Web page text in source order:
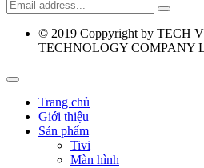
© 2019 Coppyright by TECH
TECHNOLOGY COMPANY
Trang chủ
Giới thiệu
Sản phẩm
Tivi
Màn hình